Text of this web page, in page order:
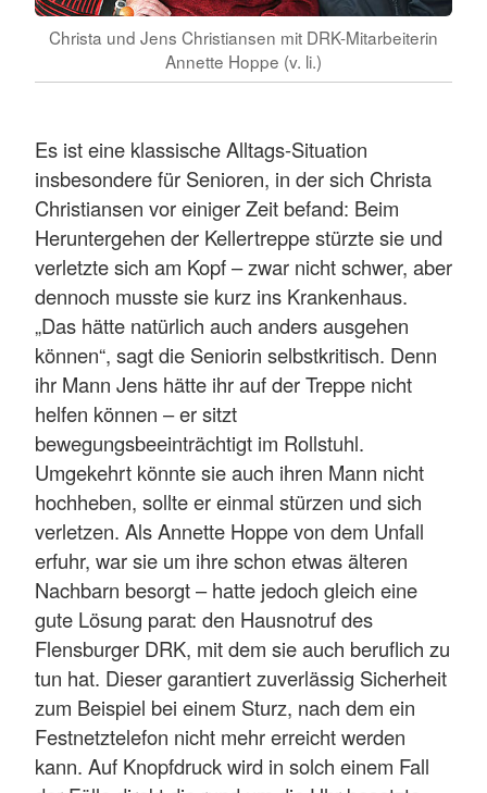
Christa und Jens Christiansen mit DRK-Mitarbeiterin
Annette Hoppe (v. li.)
Es ist eine klassische Alltags-Situation
insbesondere für Senioren, in der sich Christa
Christiansen vor einiger Zeit befand: Beim
Heruntergehen der Kellertreppe stürzte sie und
verletzte sich am Kopf – zwar nicht schwer, aber
dennoch musste sie kurz ins Krankenhaus.
„Das hätte natürlich auch anders ausgehen
können“, sagt die Seniorin selbstkritisch. Denn
ihr Mann Jens hätte ihr auf der Treppe nicht
helfen können – er sitzt
bewegungsbeeinträchtigt im Rollstuhl.
Umgekehrt könnte sie auch ihren Mann nicht
hochheben, sollte er einmal stürzen und sich
verletzen. Als Annette Hoppe von dem Unfall
erfuhr, war sie um ihre schon etwas älteren
Nachbarn besorgt – hatte jedoch gleich eine
gute Lösung parat: den Hausnotruf des
Flensburger DRK, mit dem sie auch beruflich zu
tun hat. Dieser garantiert zuverlässig Sicherheit
zum Beispiel bei einem Sturz, nach dem ein
Festnetztelefon nicht mehr erreicht werden
kann. Auf Knopfdruck wird in solch einem Fall